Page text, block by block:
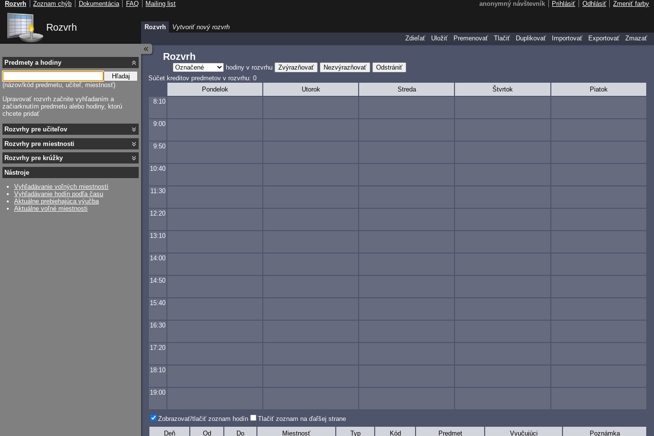
Rozvrh
Rozvrh
hodiny v rozvrhu Zvýrazňovať Nezvýrazňovať
Odstrániť
Súčet kreditov predmetov v rozvrhu: 0
Pondelok
Utorok Streda Štvrtok
Piatok
8:10
9:00
9:50
10:40
11:30
12:20
13:10
14:00
14:50
15:40
16:30
17:20
18:10
19:00
Zobrazovať/tlačiť zoznam hodín Tlačiť zoznam na ďaľšej strane
Deň Od Do Miestnosť Typ Kód Predmet Vyučujúci Poznámka
Predmety a hodiny
Hľadaj
(názov/kód predmetu, učiteľ, miestnosť)
Upravovať rozvrh začnite vyhľadaním a
začiarknutím predmetu alebo hodiny, ktorú
chcete pridať
Rozvrhy pre učiteľov
Rozvrhy pre miestnosti
Rozvrhy pre krúžky
Nástroje
Vyhľadávanie voľných miestností
Vyhľadávanie hodín podľa času
Aktuálne prebiehajúca výučba
Aktuálne voľné miestnosti
Rozvrh
Vytvoriť nový rozvrh
Zdieľať
Uložiť Premenovať Tlačiť Duplikovať Importovať Exportovať Zmazať
anonymný návštevník Prihlásiť Odhlásiť Zmeniť farby
Rozvrh Zoznam chýb Dokumentácia FAQ Mailing list